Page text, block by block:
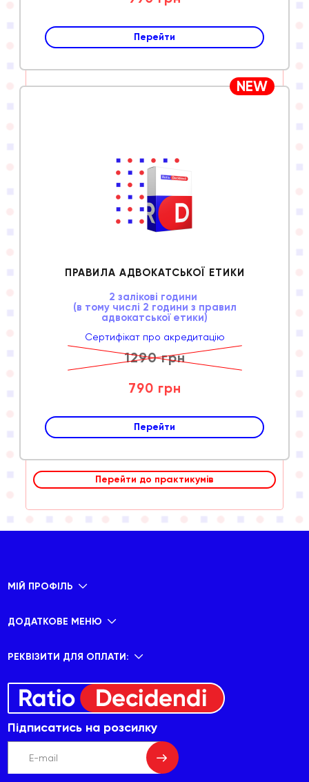
Перейти
NEW
ПРАВИЛА АДВОКАТСЬКОЇ ЕТИКИ
2 залікові години
(в тому числі 2 години з правил
адвокатської етики)
Сертифікат про акредитацію
1290 грн
790 грн
Перейти
Перейти до практикумів
МІЙ ПРОФІЛЬ
ДОДАТКОВЕ МЕНЮ
РЕКВІЗИТИ ДЛЯ ОПЛАТИ:
Підписатись на розсилку